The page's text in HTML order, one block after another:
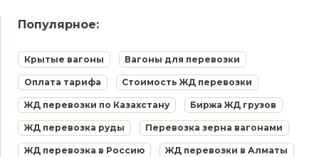
Популярное:
Крытые вагоны Вагоны для перевозки
Оплата тарифа Стоимость ЖД перевозки
ЖД перевозки по Казахстану Биржа ЖД грузов
ЖД перевозка руды Перевозка зерна вагонами
ЖД перевозка в Россию ЖД перевозки в Алматы